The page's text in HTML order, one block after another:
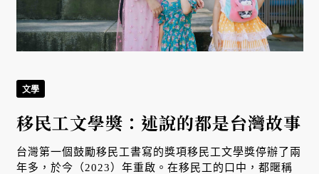
文學
移民工文學獎：述說的都是台灣故事
台灣第一個鼓勵移民工書寫的獎項移民工文學獎停辦了兩
年多，於今（2023）年重啟。在移民工的口中，都暱稱